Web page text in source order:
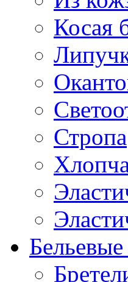
Косая
Стропа